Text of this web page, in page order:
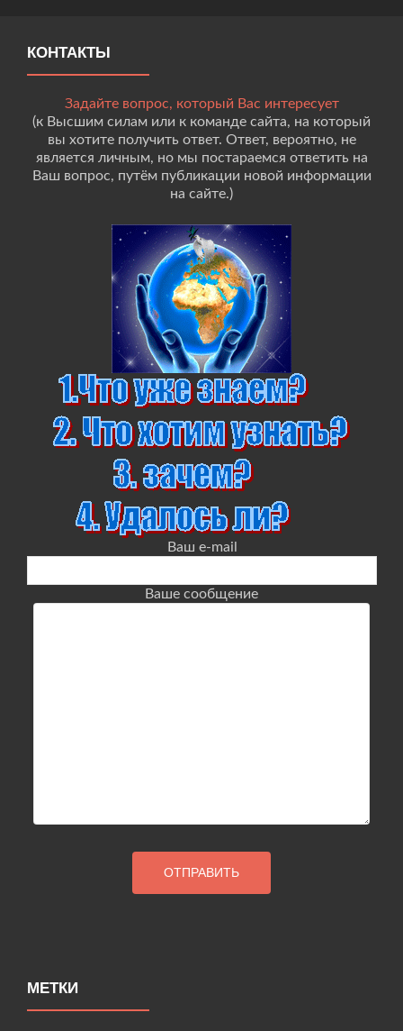
КОНТАКТЫ
Задайте вопрос, который Вас интересует
(к Высшим силам или к команде сайта, на который
вы хотите получить ответ. Ответ, вероятно, не
является личным, но мы постараемся ответить на
Ваш вопрос, путём публикации новой информации
на сайте.)
Ваш e-mail
Ваше сообщение
МЕТКИ